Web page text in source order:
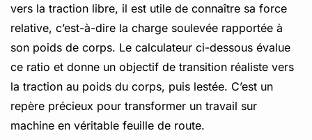
vers la traction libre, il est utile de connaître sa force
relative, c’est-à-dire la charge soulevée rapportée à
son poids de corps. Le calculateur ci-dessous évalue
ce ratio et donne un objectif de transition réaliste vers
la traction au poids du corps, puis lestée. C’est un
repère précieux pour transformer un travail sur
machine en véritable feuille de route.